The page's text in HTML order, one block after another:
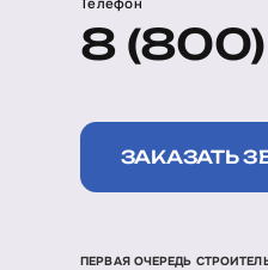
Телефон
8
ЗАКАЗАТЬ
ПЕРВАЯ ОЧЕРЕДЬ